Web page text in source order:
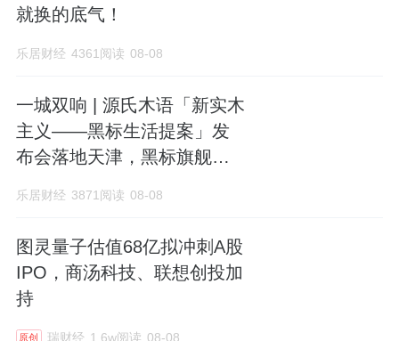
就换的底气！
乐居财经 4361阅读 08-08
一城双响 | 源氏木语「新实木
主义——黑标生活提案」发
布会落地天津，黑标旗舰店
乐居财经 3871阅读 08-08
图灵量子估值68亿拟冲刺A股
IPO，商汤科技、联想创投加
持
原创 瑞财经 1.6w阅读 08-08